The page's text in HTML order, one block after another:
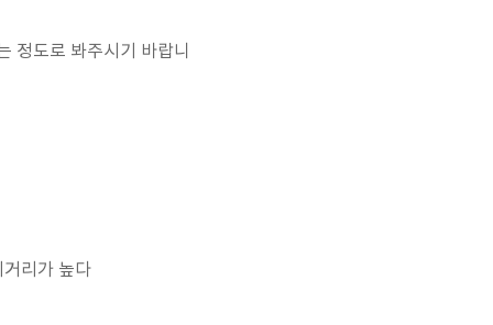
정도로 봐주시기 바랍니
리가 높다